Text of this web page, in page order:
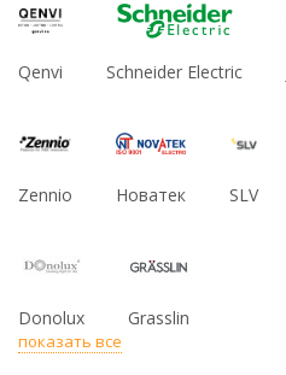
Qenvi Schneider Electric
Zennio Новатек SLV
Donolux Grasslin
показать все